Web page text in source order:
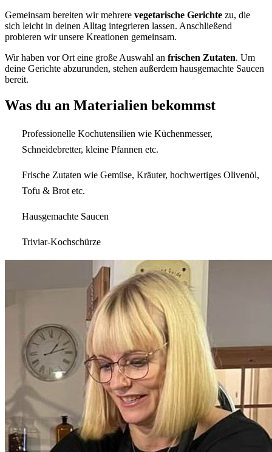
Gemeinsam bereiten wir mehrere vegetarische Gerichte zu, die
sich leicht in deinen Alltag integrieren lassen. Anschließend
probieren wir unsere Kreationen gemeinsam.
Wir haben vor Ort eine große Auswahl an frischen Zutaten. Um
deine Gerichte abzurunden, stehen außerdem hausgemachte Saucen
bereit.
Was du an Materialien bekommst
Professionelle Kochutensilien wie Küchenmesser,
Schneidebretter, kleine Pfannen etc.
Frische Zutaten wie Gemüse, Kräuter, hochwertiges Olivenöl,
Tofu & Brot etc.
Hausgemachte Saucen
Triviar-Kochschürze